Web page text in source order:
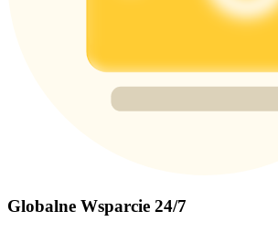
Globalne Wsparcie 24/7